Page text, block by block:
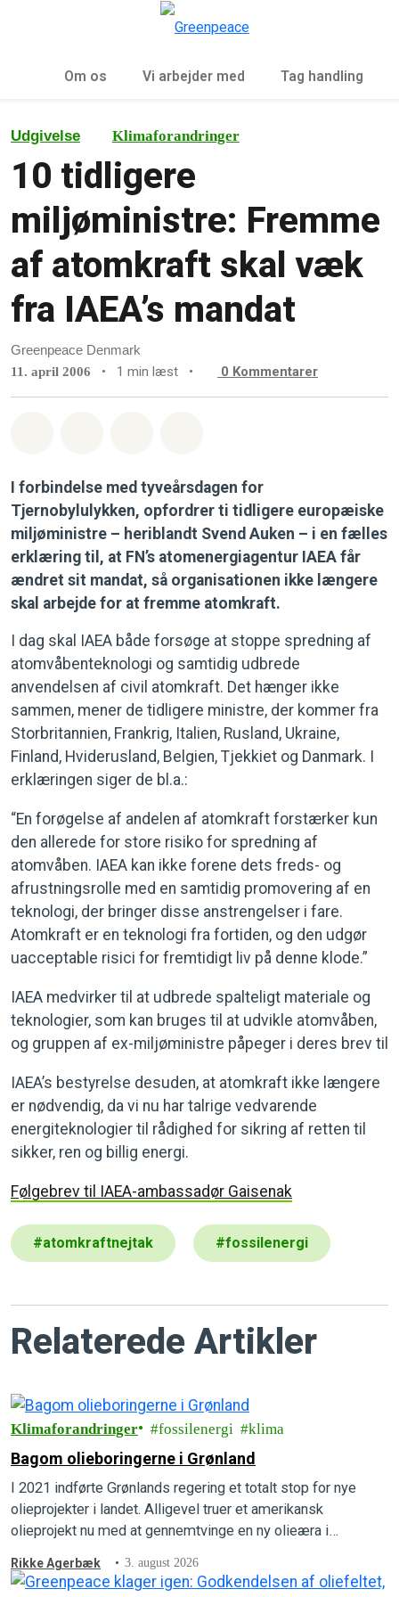
Om os Vi arbejder med Tag handling
Udgivelse Klimaforandringer
10 tidligere
miljøministre: Fremme
af atomkraft skal væk
fra IAEA’s mandat
Greenpeace Denmark
11. april 2006 • 1 min læst • 0 Kommentarer
I forbindelse med tyveårsdagen for
Tjernobylulykken, opfordrer ti tidligere europæiske
miljøministre – heriblandt Svend Auken – i en fælles
erklæring til, at FN’s atomenergiagentur IAEA får
ændret sit mandat, så organisationen ikke længere
skal arbejde for at fremme atomkraft.
I dag skal IAEA både forsøge at stoppe spredning af
atomvåbenteknologi og samtidig udbrede
anvendelsen af civil atomkraft. Det hænger ikke
sammen, mener de tidligere ministre, der kommer fra
Storbritannien, Frankrig, Italien, Rusland, Ukraine,
Finland, Hviderusland, Belgien, Tjekkiet og Danmark. I
erklæringen siger de bl.a.:
“En forøgelse af andelen af atomkraft forstærker kun
den allerede for store risiko for spredning af
atomvåben. IAEA kan ikke forene dets freds- og
afrustningsrolle med en samtidig promovering af en
teknologi, der bringer disse anstrengelser i fare.
Atomkraft er en teknologi fra fortiden, og den udgør
uacceptable risici for fremtidigt liv på denne klode.”
IAEA medvirker til at udbrede spalteligt materiale og
teknologier, som kan bruges til at udvikle atomvåben,
og gruppen af ex-miljøministre påpeger i deres brev til
IAEA’s bestyrelse desuden, at atomkraft ikke længere
er nødvendig, da vi nu har talrige vedvarende
energiteknologier til rådighed for sikring af retten til
sikker, ren og billig energi.
Følgebrev til IAEA-ambassadør Gaisenak
#atomkraftnejtak #fossilenergi
Relaterede Artikler
Klimaforandringer fossilenergi klima
Bagom olieboringerne i Grønland
I 2021 indførte Grønlands regering et totalt stop for nye
olieprojekter i landet. Alligevel truer et amerikansk
olieprojekt nu med at gennemtvinge en ny olieæra i
hvad der er på spil, og hvad der kan gøres for at forhindre
Rikke Agerbæk 3. august 2026